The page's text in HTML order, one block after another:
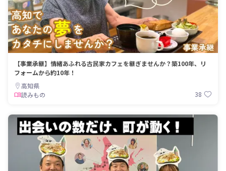
【事業承継】情緒あふれる古民家カフェを継ぎませんか？築100年、リ
フォームから約10年！
高知県
読みもの
38